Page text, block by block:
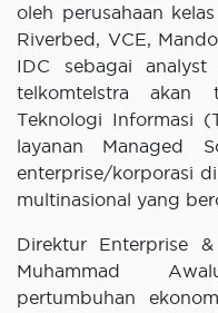
oleh perusahaan
Riverbed, VCE,
IDC sebagai
telkomtelstra akan
Teknologi Informasi
layanan Managed
enterprise/korporasi
multinasional yang
Direktur Enterprise
Muhammad
pertumbuhan